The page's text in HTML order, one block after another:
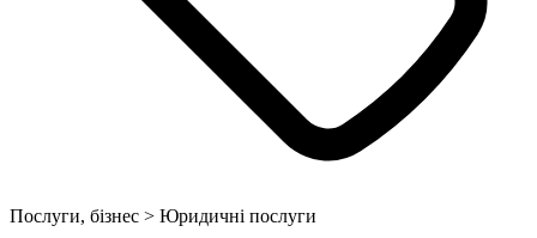
Послуги, бізнес > Юридичні послуги